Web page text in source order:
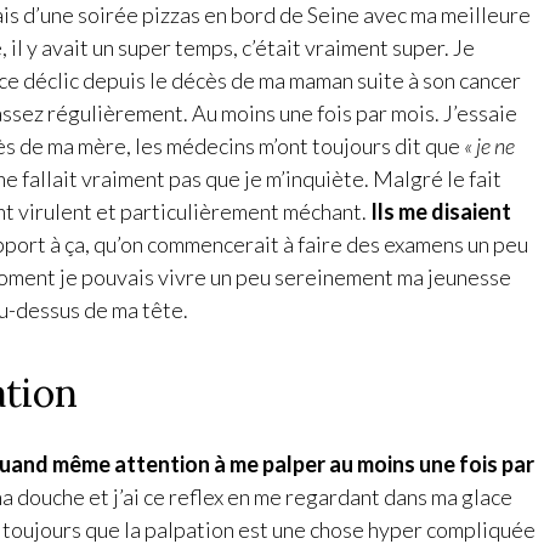
d’une soirée pizzas en bord de Seine avec ma meilleure
y avait un super temps, c’était vraiment super. Je
déclic depuis le décès de ma maman suite à son cancer
régulièrement. Au moins une fois par mois. J’essaie
de ma mère, les médecins m’ont toujours dit que « je ne
fallait vraiment pas que je m’inquiète. Malgré le fait
virulent et particulièrement méchant. Ils me disaient
à ça, qu’on commencerait à faire des examens un peu
je pouvais vivre un peu sereinement ma jeunesse
dessus de ma tête.
même attention à me palper au moins une fois par
douche et j’ai ce reflex en me regardant dans ma glace
que la palpation est une chose hyper compliquée